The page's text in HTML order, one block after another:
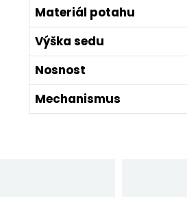
Materiál potahu
Výška sedu
Nosnost
Mechanismus